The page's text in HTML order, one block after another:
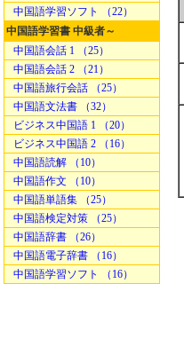
中国語学習ソフト （22）
中国語学習書 中級者～
中国語会話 1 （25）
中国語会話 2 （21）
中国語旅行会話 （25）
中国語文法書 （32）
ビジネス中国語 1 （20）
ビジネス中国語 2 （16）
中国語読解 （10）
中国語作文 （10）
中国語単語集 （25）
中国語検定対策 （25）
中国語辞書 （26）
中国語電子辞書 （16）
中国語学習ソフト （16）